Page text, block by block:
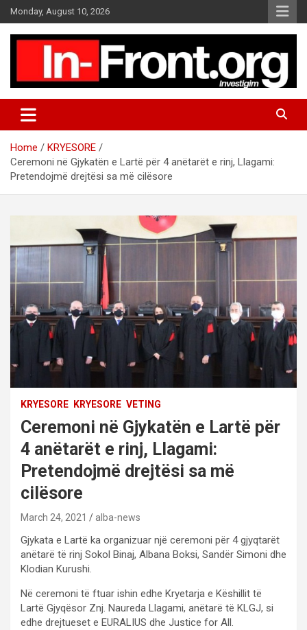
k
Monday, August 10, 2026
Home
KRYESORE
Ceremoni në Gjykatën e Lartë për 4 anëtarët e rinj, Llagami:
Pretendojmë drejtësi sa më cilësore
KRYESORE KRYESORE VETING
Ceremoni në Gjykatën e Lartë për
4 anëtarët e rinj, Llagami:
Pretendojmë drejtësi sa më
cilësore
March 24, 2021 alba-news
Gjykata e Lartë ka organizuar një ceremoni për 4 gjyqtarët
anëtarë të rinj Sokol Binaj, Albana Boksi, Sandër Simoni dhe
Klodian Kurushi.
Në ceremoni të ftuar ishin edhe Kryetarja e Këshillit të
Lartë Gjyqësor Znj. Naureda Llagami, anëtarë të KLGJ, si
edhe drejtueset e EURALIUS dhe Justice for All.